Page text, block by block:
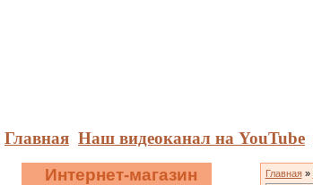
Главная Наш видеоканал на YouTube
Интернет-магазин
Главная»